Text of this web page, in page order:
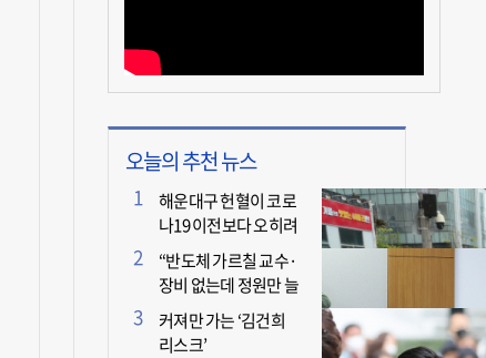
오늘의 추천 뉴스
해운대구 헌혈이 코로
나19 이전보다 오히려
더 늘어난 이유는?
“반도체 가르칠 교수·
장비 없는데 정원만 늘
리면 뭐 하나”
커져만 가는 ‘김건희
리스크’